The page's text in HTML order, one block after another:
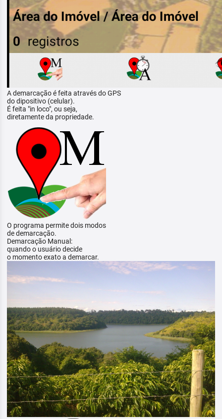
A demarcação é feita através do GPS
do dipositivo (celular).
É feita "in loco", ou seja,
diretamente da propriedade.
O programa permite dois modos
de demarcação.
Demarcação Manual:
quando o usuário decide
o momento exato a demarcar.